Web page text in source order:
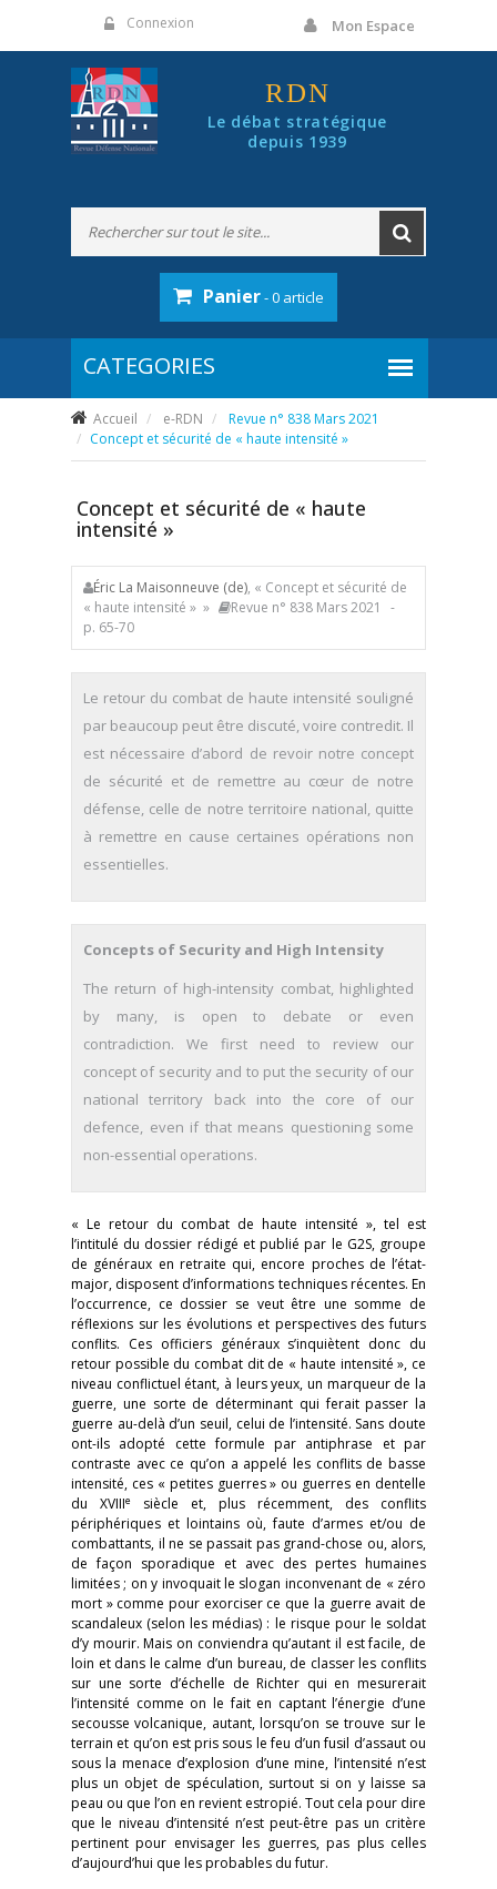
Connexion Mon Espace
RDN
Le débat stratégique
depuis 1939
Panier- 0 article
Accueil e-RDN
Revue n° 838 Mars 2021
Concept et sécurité de « haute intensité »
Concept et sécurité de « haute
intensité »
Éric La Maisonneuve (de), « Concept et sécurité de
« haute intensité » »
Revue n° 838 Mars 2021
-
p. 65-70
Le retour du combat de haute intensité souligné
par beaucoup peut être discuté, voire contredit. Il
est nécessaire d’abord de revoir notre concept
de sécurité et de remettre au cœur de notre
défense, celle de notre territoire national, quitte
à remettre en cause certaines opérations non
essentielles.
Concepts of Security and High Intensity
The return of high-intensity combat, highlighted
by many, is open to debate or even
contradiction. We first need to review our
concept of security and to put the security of our
national territory back into the core of our
defence, even if that means questioning some
non-essential operations.
« Le retour du combat de haute intensité », tel est
l’intitulé du dossier rédigé et publié par le G2S, groupe
de généraux en retraite qui, encore proches de l’état-
major, disposent d’informations techniques récentes. En
l’occurrence, ce dossier se veut être une somme de
réflexions sur les évolutions et perspectives des futurs
conflits. Ces officiers généraux s’inquiètent donc du
retour possible du combat dit de « haute intensité », ce
niveau conflictuel étant, à leurs yeux, un marqueur de la
guerre, une sorte de déterminant qui ferait passer la
guerre au-delà d’un seuil, celui de l’intensité. Sans doute
ont-ils adopté cette formule par antiphrase et par
contraste avec ce qu’on a appelé les conflits de basse
intensité, ces « petites guerres » ou guerres en dentelle
du XVIIIe
siècle et, plus récemment, des conflits
périphériques et lointains où, faute d’armes et/ou de
combattants, il ne se passait pas grand-chose ou, alors,
de façon sporadique et avec des pertes humaines
limitées ; on y invoquait le slogan inconvenant de « zéro
mort » comme pour exorciser ce que la guerre avait de
scandaleux (selon les médias) : le risque pour le soldat
d’y mourir. Mais on conviendra qu’autant il est facile, de
loin et dans le calme d’un bureau, de classer les conflits
sur une sorte d’échelle de Richter qui en mesurerait
l’intensité comme on le fait en captant l’énergie d’une
secousse volcanique, autant, lorsqu’on se trouve sur le
terrain et qu’on est pris sous le feu d’un fusil d’assaut ou
sous la menace d’explosion d’une mine, l’intensité n’est
plus un objet de spéculation, surtout si on y laisse sa
peau ou que l’on en revient estropié. Tout cela pour dire
que le niveau d’intensité n’est peut-être pas un critère
pertinent pour envisager les guerres, pas plus celles
d’aujourd’hui que les probables du futur.